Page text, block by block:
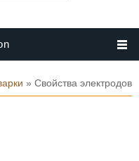
» Свойства электродов